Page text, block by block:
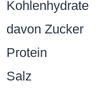
Chocolate
Warum
trocken?